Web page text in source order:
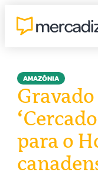
AMAZÔNIA
para o